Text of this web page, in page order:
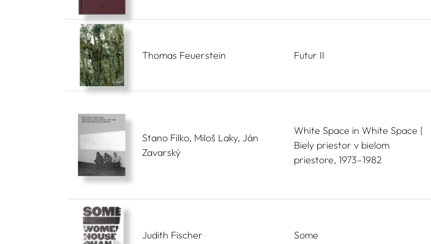
Thomas Feuerstein Futur II
Stano Filko, Miloš Laky, Ján
Zavarský
White Space in White Space |
Biely priestor v bielom
priestore, 1973–1982
Judith Fischer Some